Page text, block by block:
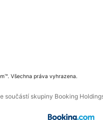
Všechna práva vyhrazena.
součástí skupiny Booking